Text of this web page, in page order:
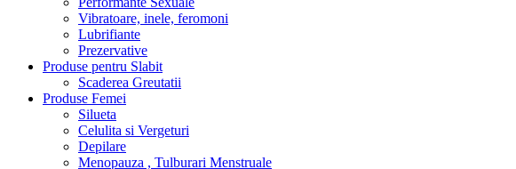
Vibratoare, inele, feromoni
Lubrifiante
Prezervative
Produse pentru Slabit
Scaderea Greutatii
Produse Femei
Silueta
Celulita si Vergeturi
Depilare
Menopauza , Tulburari Menstruale